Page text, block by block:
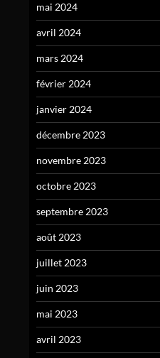
mai 2024
avril 2024
mars 2024
février 2024
janvier 2024
décembre 2023
novembre 2023
octobre 2023
septembre 2023
août 2023
juillet 2023
juin 2023
mai 2023
avril 2023